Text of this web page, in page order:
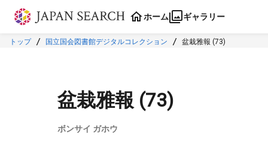
本文に飛ぶ
ホーム ギャラリー
トップ 国立国会図書館デジタルコレクション 盆栽雅報 (73)
盆栽雅報 (73)
ボンサイ ガホウ